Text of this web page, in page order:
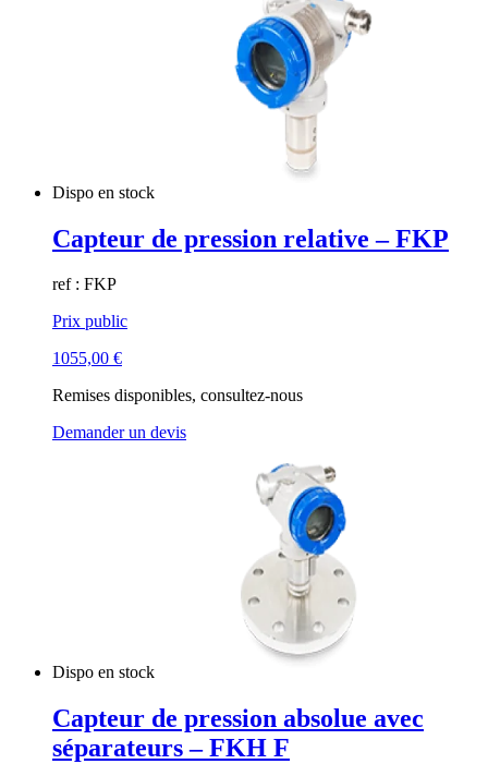
Dispo en stock
Capteur de pression relative – FKP
ref : FKP
Prix public
1055,00 €
Remises disponibles, consultez-nous
Demander un devis
Dispo en stock
Capteur de pression absolue avec
séparateurs – FKH F